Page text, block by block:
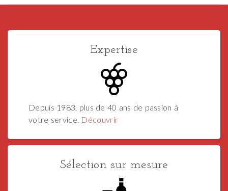
Expertise
Depuis 1983, plus de 40 ans de passion à
votre service. Découvrir
Sélection sur mesure